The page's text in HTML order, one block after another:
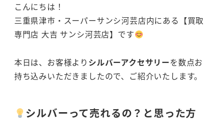
こんにちは！
三重県津市・スーパーサンシ河芸店内にある【買取
専門店 大吉 サンシ河芸店】です
本日は、お客様より シルバーアクセサリーを数点お
持ち込みいただきましたので、ご紹介いたします。
シルバーって売れるの？と思った方